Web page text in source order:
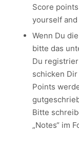
Score
yourself
Wenn Du
bitte das
Du
schicken
Points
Bitte
„Notes“ im